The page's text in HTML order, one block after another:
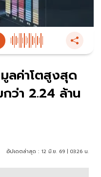
ลค่าโตสูงสุด
ว่า 2.24 ล้าน
อัปเดตล่าสุด : 12 มิ.ย. 69 | 03:26 น.